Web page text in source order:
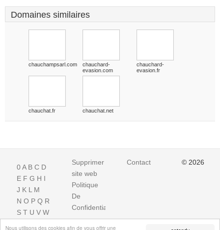
Nous utilisons des cookies afin de vous offrir une
Domaines similaires
chauchampsarl.com
chauchard-
evasion.com
chauchard-
evasion.fr
chauchat.fr chauchat.net
0A B C D
E F G H I
J K L M
N O P Q R
S T U V W
Supprimer
site web
Politique
De
Confidentialite
Contact © 2026